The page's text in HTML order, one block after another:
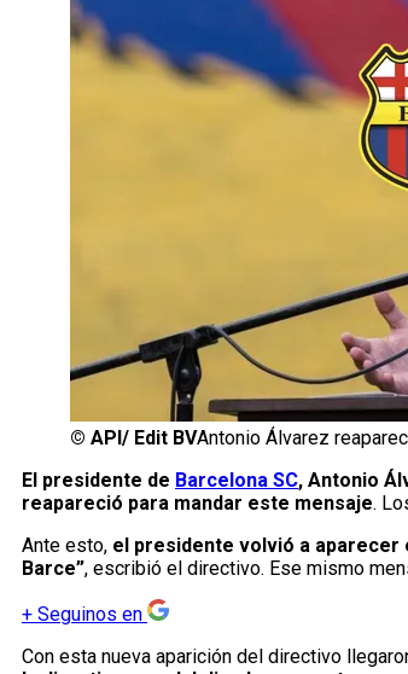
© API/ Edit BVAntonio Álvarez
El presidente de Barcelona SC, Antonio
reapareció para mandar este mensaje.
Ante esto, el presidente volvió a aparecer
Barce”, escribió el directivo. Ese mismo
+ Seguinos en
Con esta nueva aparición del directivo